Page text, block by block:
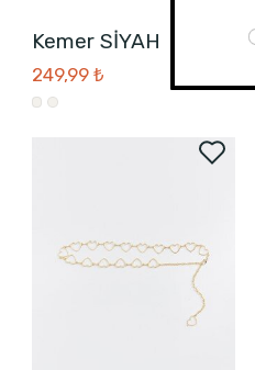
Kemer SİYAH
249,99 ₺